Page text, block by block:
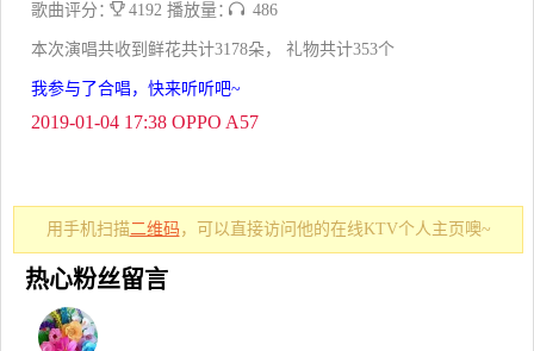
歌曲评分： 4192 播放量： 486
本次演唱共收到鲜花共计3178朵， 礼物共计353个
我参与了合唱，快来听听吧~
2019-01-04 17:38 OPPO A57
用手机扫描二维码 ，可以直接访问他的在线KTV个人主页噢~
热心粉丝留言